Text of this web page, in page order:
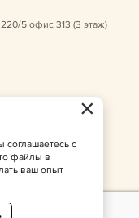
5 офис 313 (3 этаж)
по
×
соглашаетесь с
файлы в
ваш опыт